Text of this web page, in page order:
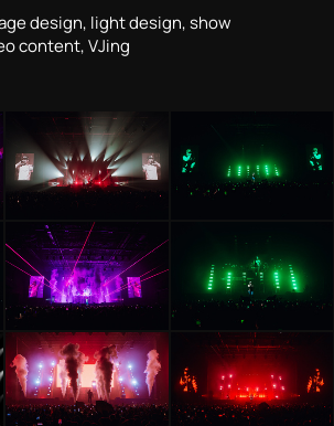
design, light design, show
content, VJing